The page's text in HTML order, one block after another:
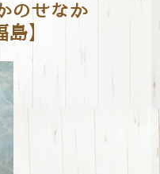
のせなか
】